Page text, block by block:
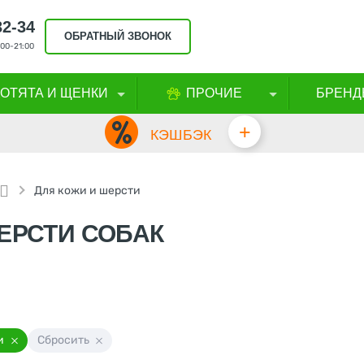
34
21:00
ОБРАТНЫЙ ЗВОНОК
И ЩЕНКИ ПРОЧИЕ
КЭШБЭК +
Для кожи и шерсти
СОБАК
Сбросить